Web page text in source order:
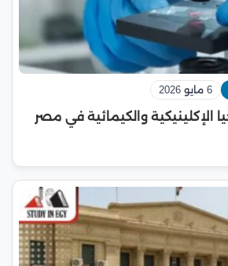
6 مايو 2026
الإكلينيكية والكيمائية في مصر